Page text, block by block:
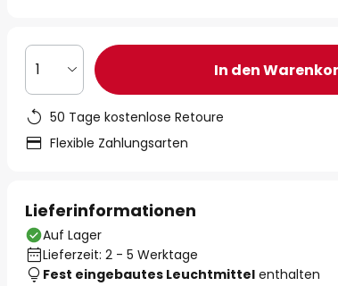
1 In den
50 Tage kostenlose Retoure
Flexible Zahlungsarten
Lieferinformationen
Auf Lager
Lieferzeit: 2 - 5 Werktage
Fest eingebautes Leuchtmittel enthalten